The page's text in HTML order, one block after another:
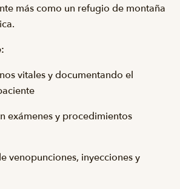
más como un refugio de montaña
vitales y documentando el
exámenes y procedimientos
venopunciones, inyecciones y